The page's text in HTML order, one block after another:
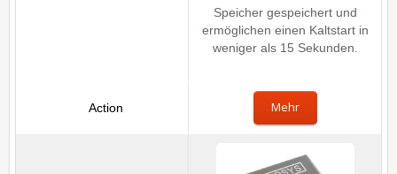
Speicher gespeichert und
ermöglichen einen Kaltstart in
weniger als 15 Sekunden.
Mehr